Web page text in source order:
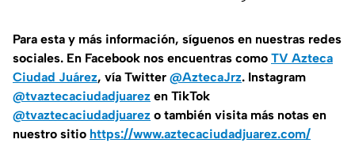
Para esta y más información, síguenos en nuestras redes
sociales. En Facebook nos encuentras como TV Azteca
Ciudad Juárez, vía Twitter @AztecaJrz. Instagram
@tvaztecaciudadjuarez en TikTok
@tvaztecaciudadjuarez o también visita más notas en
nuestro sitio https://www.aztecaciudadjuarez.com/